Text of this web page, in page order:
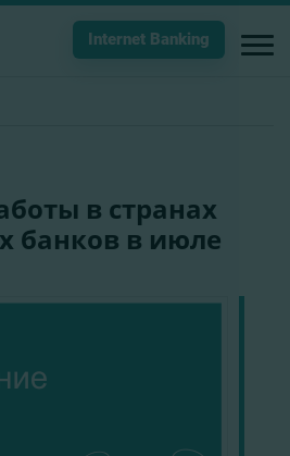
Internet Banking
в странах
банков в июле